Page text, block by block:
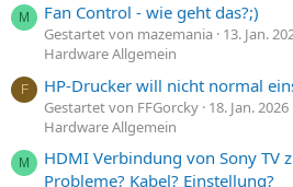
M Fan Control - wie geht das?;)
Gestartet von mazemania 13. Jan.
Hardware Allgemein
F HP-Drucker will nicht normal
Gestartet von FFGorcky 18. Jan. 2026
Hardware Allgemein
M
HDMI Verbindung von Sony TV
Probleme? Kabel? Einstellung?